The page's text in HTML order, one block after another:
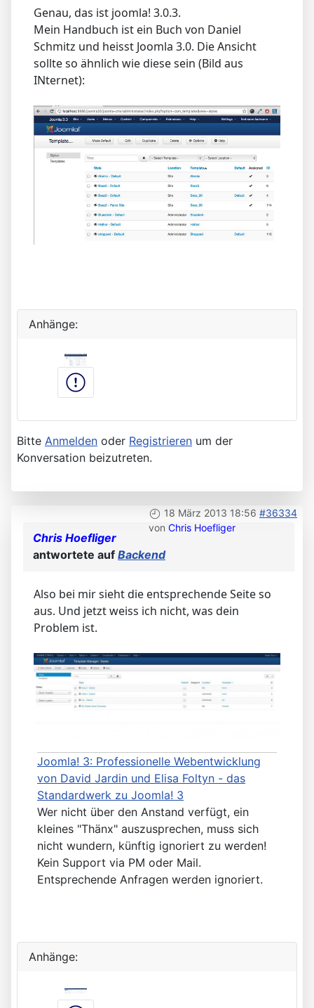
Genau, das ist joomla! 3.0.3.
Mein Handbuch ist ein Buch von Daniel
Schmitz und heisst Joomla 3.0. Die Ansicht
sollte so ähnlich wie diese sein (Bild aus
INternet):
Anhänge:
Bitte Anmelden oder Registrieren um der
Konversation beizutreten.
18 März 2013 18:56 #36334
von Chris Hoefliger
Chris Hoefliger
antwortete auf Backend
Also bei mir sieht die entsprechende Seite so
aus. Und jetzt weiss ich nicht, was dein
Problem ist.
Joomla! 3: Professionelle Webentwicklung
von David Jardin und Elisa Foltyn - das
Standardwerk zu Joomla! 3
Wer nicht über den Anstand verfügt, ein
kleines "Thänx" auszusprechen, muss sich
nicht wundern, künftig ignoriert zu werden!
Kein Support via PM oder Mail.
Entsprechende Anfragen werden ignoriert.
Anhänge: